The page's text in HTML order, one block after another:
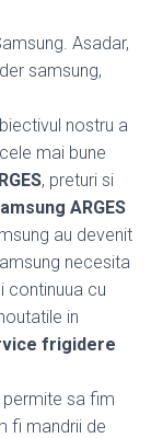
Asadar,
samsung,
nostru a
mai bune
, preturi si
ARGES
au devenit
necesita
continuua cu
in
frigidere
permite sa fim
fi mandrii de